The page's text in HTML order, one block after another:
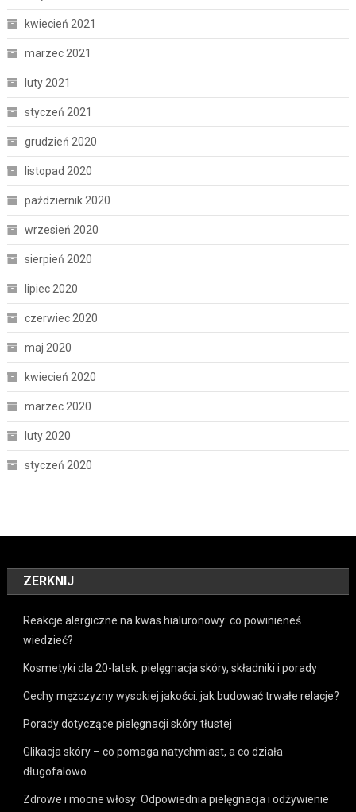
kwiecień 2021
marzec 2021
luty 2021
styczeń 2021
grudzień 2020
listopad 2020
październik 2020
wrzesień 2020
sierpień 2020
lipiec 2020
czerwiec 2020
maj 2020
kwiecień 2020
marzec 2020
luty 2020
styczeń 2020
ZERKNIJ
Reakcje alergiczne na kwas hialuronowy: co powinieneś
wiedzieć?
Kosmetyki dla 20-latek: pielęgnacja skóry, składniki i porady
Cechy mężczyzny wysokiej jakości: jak budować trwałe relacje?
Porady dotyczące pielęgnacji skóry tłustej
Glikacja skóry – co pomaga natychmiast, a co działa
długofalowo
Zdrowe i mocne włosy: Odpowiednia pielęgnacja i odżywienie